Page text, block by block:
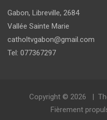
Gabon, Libreville, 2684
Vallée Sainte Marie
catholtvgabon@gmail.com
Tel: 077367297
Copyright © 2026
Fièrement